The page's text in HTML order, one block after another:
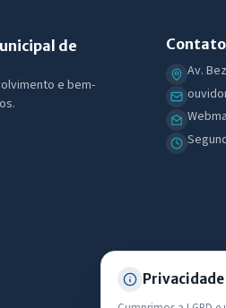
de
e bem-
Contato
Av.
Privacidade